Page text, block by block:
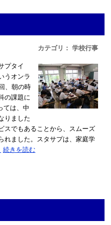
カテゴリ： 学校行事
プタイ
うオンラ
、朝の時
の課題に
ては、中
りました
スでもあることから、スムーズ
れました。スタサプは、家庭学
続きを読む